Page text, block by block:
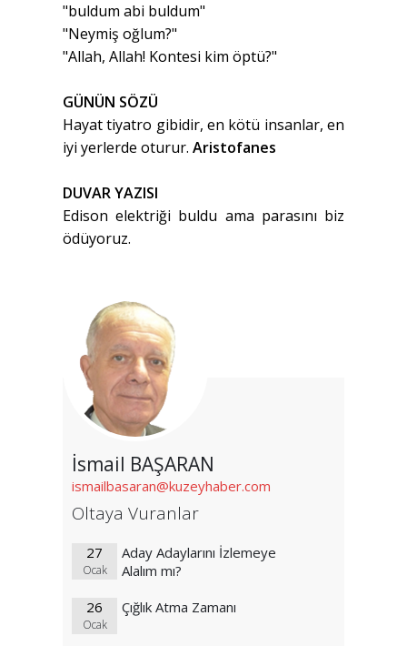
"buldum abi buldum"
"Neymiş oğlum?"
"Allah, Allah! Kontesi kim öptü?"
GÜNÜN SÖZÜ
Hayat tiyatro gibidir, en kötü insanlar, en
iyi yerlerde oturur. Aristofanes
DUVAR YAZISI
Edison elektriği buldu ama parasını biz
ödüyoruz.
İsmail BAŞARAN
ismailbasaran@kuzeyhaber.com
Oltaya Vuranlar
27
Ocak
Aday Adaylarını İzlemeye
Alalım mı?
26
Ocak
Çığlık Atma Zamanı